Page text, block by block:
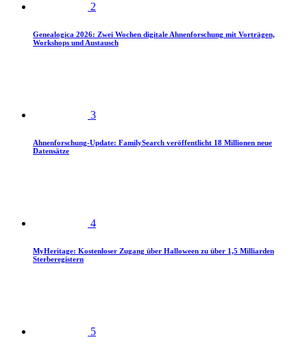
2
Genealogica 2026: Zwei Wochen digitale Ahnenforschung mit Vorträgen,
Workshops und Austausch
3
Ahnenforschung-Update: FamilySearch veröffentlicht 18 Millionen neue
Datensätze
4
MyHeritage: Kostenloser Zugang über Halloween zu über 1,5 Milliarden
Sterberegistern
5